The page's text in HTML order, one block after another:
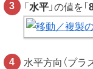
「 水平 」の値を「
水平方向（プラ